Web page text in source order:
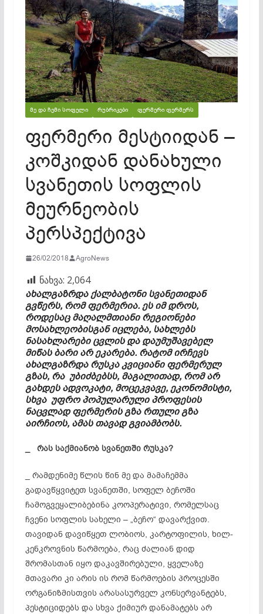
ᲛᲔ ᲓᲐ ᲩᲔᲛᲘ ᲡᲝᲤᲔᲚᲘ ᲠᲣᲑᲠᲘᲙᲔᲑᲘ ᲤᲔᲠᲛᲔᲠᲘ ᲤᲔᲠᲛᲔᲠᲡ
ფერმერი მესტიიდან –
კოშკიდან დანახული
სვანეთის სოფლის
მეურნეობის
პერსპექტივა
26/02/2018 AgroNews
ნახვა: 2,064
ახალგაზრდა ქალბატონი სვანეთიდან
გვწერს, რომ ფერმერია. ეს იმ დროს,
როდესაც მაღალმთიანი რეგიონები
მოსახლეობისგან იცლება, სახლებს
ნასახლარები ცვლის და დაუმუშავებელ
მიწას ბარი არ ეკარება. რატომ ირჩევს
ახალგაზრდა რუსკა კვიციანი ფერმერულ
გზას, რა უბიძბებსს, მაგალითად, რომ არ
გახდეს ადვოკატი, მოცეკვავე, ეკონომისტი,
სხვა უფრო პოპულარული პროფესის
ნაცვლად ფერმერის გზა რთული გზა
აირჩიოს, ამას თავად გვიამბობს.
რას საქმიანობ სვანეთში რუსკა?
_ რამდენიმე წლის წინ მე და მამაჩემმა
გადავწყვიტეთ სვანეთში, სოფელ ბეჩოში
ჩამოგვეყალიბებინა კოოპერატივი, რომელსაც
ჩვენი სოფლის სახელი – „ბეჩო“ დავარქვით.
თავიდან დავიწყეთ ლობიოს, კარტოფილის, ხილ-
კენკროვნის წარმოება, რაც ძალიან დიდ
შრომასთან იყო დაკავშირებული, ყველაზე
მთავარი კი არის ის რომ წარმოების პროცესში
ორგანიზმისთვის არასასურველ კონსერვანტებს,
პესტიციდებს და სხვა ქიმიურ დანამატებს არ